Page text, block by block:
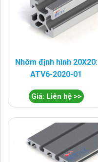
Nhôm định hình 20X20:
ATV6-2020-01
Giá: Liên hệ >>